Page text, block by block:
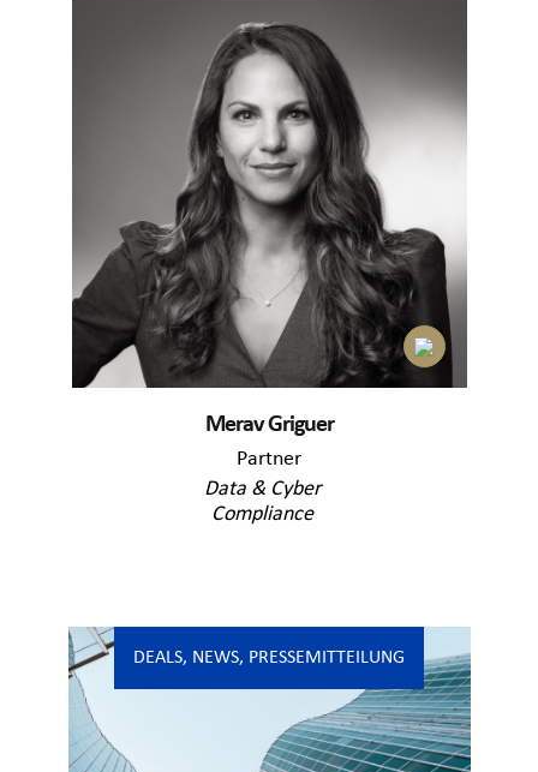
Merav Griguer
Partner
Data & Cyber
Compliance
DEALS, NEWS, PRESSEMITTEILUNG